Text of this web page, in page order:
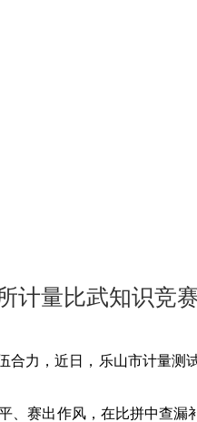
计量比武知识竞
力，近日，乐山市计量
赛出作风，在比拼中查